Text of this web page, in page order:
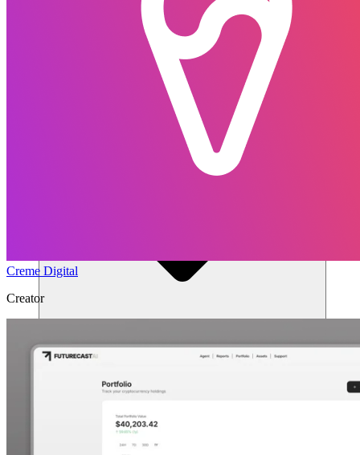
โซลูชัน
Creme Digital
Creator